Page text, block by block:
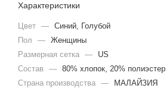
Характеристики
Цвет — Синий, Голубой
Пол
— Женщины
Размерная сетка —
US
Состав
— 80% хлопок, 20% полиэстер
Страна производства —
МАЛАЙЗИЯ